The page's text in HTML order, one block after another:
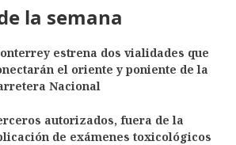
la semana
estrena dos vialidades que
el oriente y poniente de la
Nacional
autorizados, fuera de la
de exámenes toxicológicos